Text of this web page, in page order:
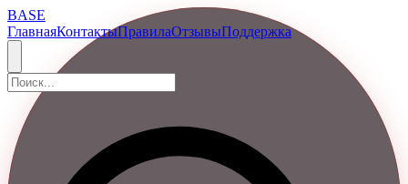
BASE
ГлавнаяКонтактыПравилаОтзывыПоддержка